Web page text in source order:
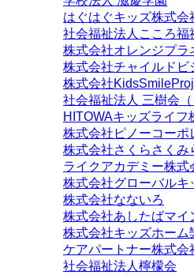
はぐはぐキッズ株式会
社会福祉法人こころ福
株式会社オレンジプラ
株式会社チャイルドビ
株式会社
社会福祉法人 三樹会
HITOWAキッズライフ
株式会社ピノーコーポ
株式会社さくらさくみ
ライクアカデミー株式
株式会社グローバルキ
株式会社なないろ
株式会社あしたばマイ
株式会社キッズホーム
ケアパートナー株式会
社会福祉法人檸檬会